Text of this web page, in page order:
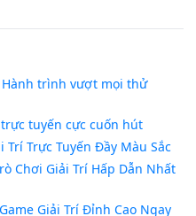
Hành trình vượt mọi thử
tuyến cực cuốn hút
Trí Trực Tuyến Đầy Màu Sắc
Chơi Giải Trí Hấp Dẫn Nhất
Giải Trí Đỉnh Cao Ngay